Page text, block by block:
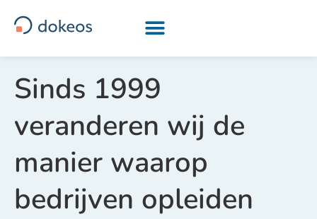
Sinds 1999
veranderen wij de
manier waarop
bedrijven opleiden